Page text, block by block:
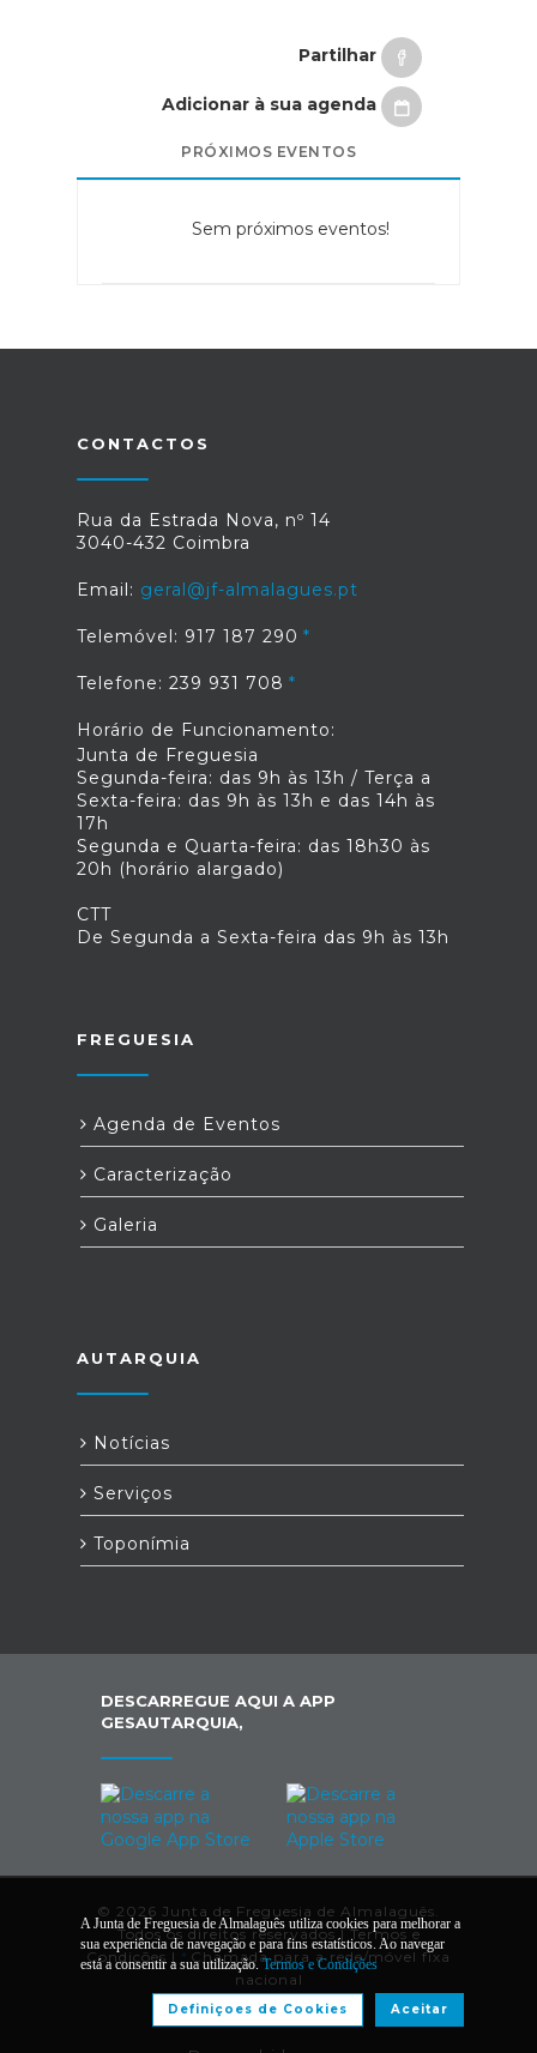
Partilhar
Adicionar à sua agenda
PRÓXIMOS EVENTOS
Sem próximos eventos!
CONTACTOS
Rua da Estrada Nova, nº 14
3040-432 Coimbra
Email: geral@jf-almalagues.pt
Telemóvel: 917 187 290
Telefone: 239 931 708
Horário de Funcionamento:
Junta de Freguesia
Segunda-feira: das 9h às 13h / Terça a
Sexta-feira: das 9h às 13h e das 14h às
17h
Segunda e Quarta-feira: das 18h30 às
20h (horário alargado)
CTT
De Segunda a Sexta-feira das 9h às 13h
FREGUESIA
Agenda de Eventos
Caracterização
Galeria
AUTARQUIA
Notícias
Serviços
Toponímia
DESCARREGUE AQUI A APP
GESAUTARQUIA,
© 2026 Junta de Freguesia de Almalaguês.
Todos os direitos reservados |Termos e
Condições | * Chamada para a rede/móvel fixa
nacional
A Junta de Freguesia de Almalaguês utiliza cookies para melhorar a
sua experiência de navegação e para fins estatísticos. Ao navegar
está a consentir a sua utilização.Termos e Condições
Aceitar
Definiçoes de Cookies